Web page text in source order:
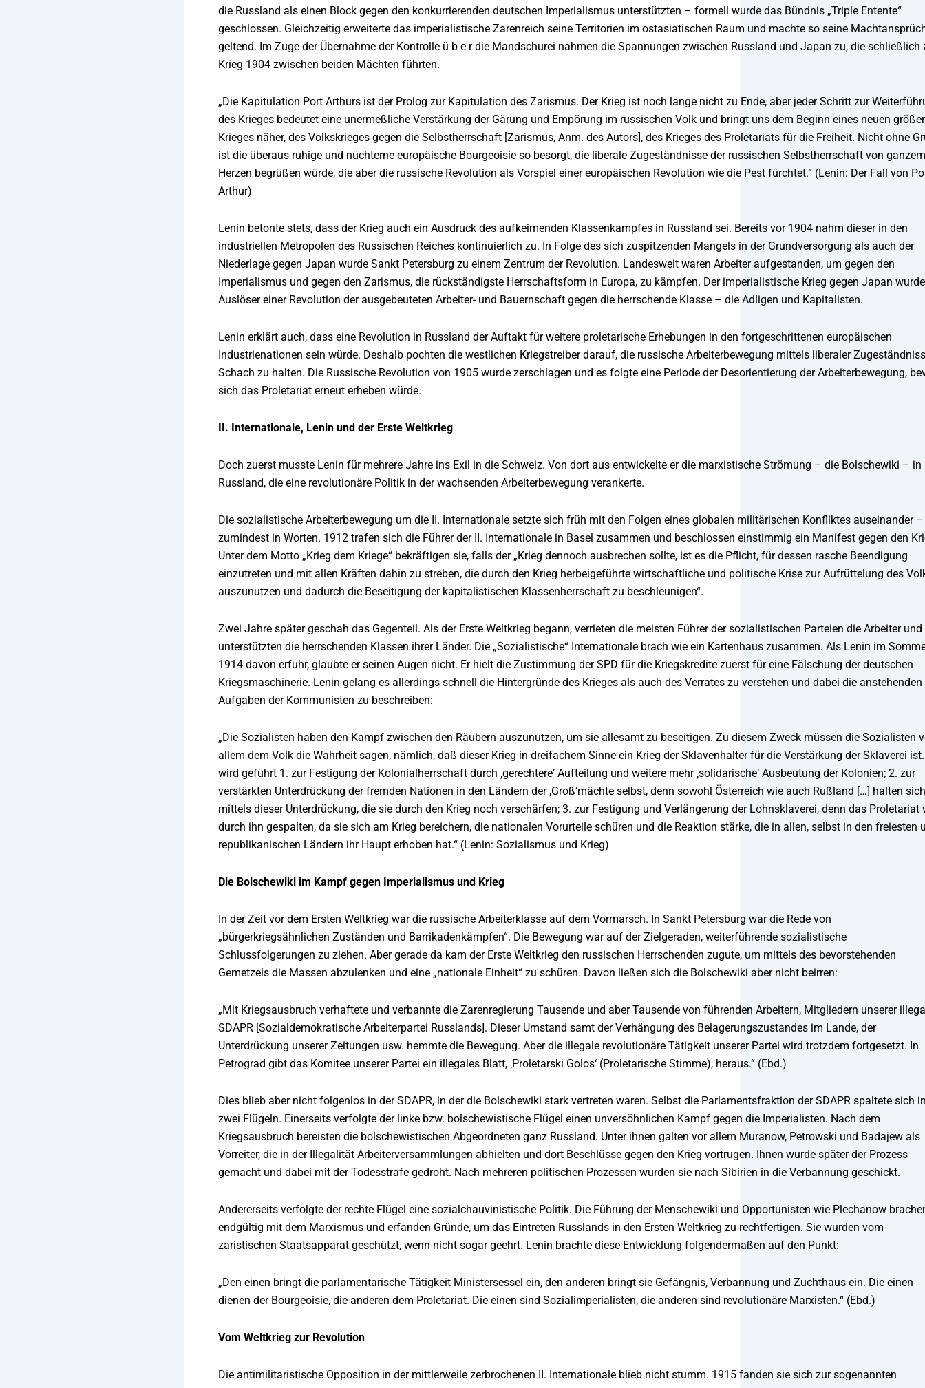
die Russland als einen Block gegen den konkurrierenden deutschen Imperialismus unterstützten – formell wurde das Bündnis „Triple Entente“
geschlossen. Gleichzeitig erweiterte das imperialistische Zarenreich seine Territorien im ostasiatischen Raum und machte so seine
geltend. Im Zuge der Übernahme der Kontrolle ü b e r die Mandschurei nahmen die Spannungen zwischen Russland und Japan zu, die schließlich
Krieg 1904 zwischen beiden Mächten führten.
„Die Kapitulation Port Arthurs ist der Prolog zur Kapitulation des Zarismus. Der Krieg ist noch lange nicht zu Ende, aber jeder Schritt zur
des Krieges bedeutet eine unermeßliche Verstärkung der Gärung und Empörung im russischen Volk und bringt uns dem Beginn eines neuen
Krieges näher, des Volkskrieges gegen die Selbstherrschaft [Zarismus, Anm. des Autors], des Krieges des Proletariats für die Freiheit. Nicht ohne
ist die überaus ruhige und nüchterne europäische Bourgeoisie so besorgt, die liberale Zugeständnisse der russischen Selbstherrschaft von ganzem
Herzen begrüßen würde, die aber die russische Revolution als Vorspiel einer europäischen Revolution wie die Pest fürchtet.“ (Lenin: Der Fall von
Arthur)
Lenin betonte stets, dass der Krieg auch ein Ausdruck des aufkeimenden Klassenkampfes in Russland sei. Bereits vor 1904 nahm dieser in den
industriellen Metropolen des Russischen Reiches kontinuierlich zu. In Folge des sich zuspitzenden Mangels in der Grundversorgung als auch der
Niederlage gegen Japan wurde Sankt Petersburg zu einem Zentrum der Revolution. Landesweit waren Arbeiter aufgestanden, um gegen den
Imperialismus und gegen den Zarismus, die rückständigste Herrschaftsform in Europa, zu kämpfen. Der imperialistische Krieg gegen Japan wurde
Auslöser einer Revolution der ausgebeuteten Arbeiter- und Bauernschaft gegen die herrschende Klasse – die Adligen und Kapitalisten.
Lenin erklärt auch, dass eine Revolution in Russland der Auftakt für weitere proletarische Erhebungen in den fortgeschrittenen europäischen
Industrienationen sein würde. Deshalb pochten die westlichen Kriegstreiber darauf, die russische Arbeiterbewegung mittels liberaler
Schach zu halten. Die Russische Revolution von 1905 wurde zerschlagen und es folgte eine Periode der Desorientierung der Arbeiterbewegung,
sich das Proletariat erneut erheben würde.
II. Internationale, Lenin und der Erste Weltkrieg
Doch zuerst musste Lenin für mehrere Jahre ins Exil in die Schweiz. Von dort aus entwickelte er die marxistische Strömung – die Bolschewiki – in
Russland, die eine revolutionäre Politik in der wachsenden Arbeiterbewegung verankerte.
Die sozialistische Arbeiterbewegung um die II. Internationale setzte sich früh mit den Folgen eines globalen militärischen Konfliktes auseinander –
zumindest in Worten. 1912 trafen sich die Führer der II. Internationale in Basel zusammen und beschlossen einstimmig ein Manifest gegen den
Unter dem Motto „Krieg dem Kriege“ bekräftigen sie, falls der „Krieg dennoch ausbrechen sollte, ist es die Pflicht, für dessen rasche Beendigung
einzutreten und mit allen Kräften dahin zu streben, die durch den Krieg herbeigeführte wirtschaftliche und politische Krise zur Aufrüttelung des
auszunutzen und dadurch die Beseitigung der kapitalistischen Klassenherrschaft zu beschleunigen“.
Zwei Jahre später geschah das Gegenteil. Als der Erste Weltkrieg begann, verrieten die meisten Führer der sozialistischen Parteien die Arbeiter und
unterstützten die herrschenden Klassen ihrer Länder. Die „Sozialistische“ Internationale brach wie ein Kartenhaus zusammen. Als Lenin im
1914 davon erfuhr, glaubte er seinen Augen nicht. Er hielt die Zustimmung der SPD für die Kriegskredite zuerst für eine Fälschung der deutschen
Kriegsmaschinerie. Lenin gelang es allerdings schnell die Hintergründe des Krieges als auch des Verrates zu verstehen und dabei die anstehenden
Aufgaben der Kommunisten zu beschreiben:
„Die Sozialisten haben den Kampf zwischen den Räubern auszunutzen, um sie allesamt zu beseitigen. Zu diesem Zweck müssen die Sozialisten
allem dem Volk die Wahrheit sagen, nämlich, daß dieser Krieg in dreifachem Sinne ein Krieg der Sklavenhalter für die Verstärkung der Sklaverei
wird geführt 1. zur Festigung der Kolonialherrschaft durch ‚gerechtere‘ Aufteilung und weitere mehr ‚solidarische‘ Ausbeutung der Kolonien; 2. zur
verstärkten Unterdrückung der fremden Nationen in den Ländern der ,Groß‘mächte selbst, denn sowohl Österreich wie auch Rußland […] halten
mittels dieser Unterdrückung, die sie durch den Krieg noch verschärfen; 3. zur Festigung und Verlängerung der Lohnsklaverei, denn das Proletariat
durch ihn gespalten, da sie sich am Krieg bereichern, die nationalen Vorurteile schüren und die Reaktion stärke, die in allen, selbst in den freiesten
republikanischen Ländern ihr Haupt erhoben hat.“ (Lenin: Sozialismus und Krieg)
Die Bolschewiki im Kampf gegen Imperialismus und Krieg
In der Zeit vor dem Ersten Weltkrieg war die russische Arbeiterklasse auf dem Vormarsch. In Sankt Petersburg war die Rede von
„bürgerkriegsähnlichen Zuständen und Barrikadenkämpfen“. Die Bewegung war auf der Zielgeraden, weiterführende sozialistische
Schlussfolgerungen zu ziehen. Aber gerade da kam der Erste Weltkrieg den russischen Herrschenden zugute, um mittels des bevorstehenden
Gemetzels die Massen abzulenken und eine „nationale Einheit“ zu schüren. Davon ließen sich die Bolschewiki aber nicht beirren:
„Mit Kriegsausbruch verhaftete und verbannte die Zarenregierung Tausende und aber Tausende von führenden Arbeitern, Mitgliedern unserer
SDAPR [Sozialdemokratische Arbeiterpartei Russlands]. Dieser Umstand samt der Verhängung des Belagerungszustandes im Lande, der
Unterdrückung unserer Zeitungen usw. hemmte die Bewegung. Aber die illegale revolutionäre Tätigkeit unserer Partei wird trotzdem fortgesetzt. In
Petrograd gibt das Komitee unserer Partei ein illegales Blatt, ‚Proletarski Golos‘ (Proletarische Stimme), heraus.“ (Ebd.)
Dies blieb aber nicht folgenlos in der SDAPR, in der die Bolschewiki stark vertreten waren. Selbst die Parlamentsfraktion der SDAPR spaltete sich
zwei Flügeln. Einerseits verfolgte der linke bzw. bolschewistische Flügel einen unversöhnlichen Kampf gegen die Imperialisten. Nach dem
Kriegsausbruch bereisten die bolschewistischen Abgeordneten ganz Russland. Unter ihnen galten vor allem Muranow, Petrowski und Badajew als
Vorreiter, die in der Illegalität Arbeiterversammlungen abhielten und dort Beschlüsse gegen den Krieg vortrugen. Ihnen wurde später der Prozess
gemacht und dabei mit der Todesstrafe gedroht. Nach mehreren politischen Prozessen wurden sie nach Sibirien in die Verbannung geschickt.
Andererseits verfolgte der rechte Flügel eine sozialchauvinistische Politik. Die Führung der Menschewiki und Opportunisten wie Plechanow
endgültig mit dem Marxismus und erfanden Gründe, um das Eintreten Russlands in den Ersten Weltkrieg zu rechtfertigen. Sie wurden vom
zaristischen Staatsapparat geschützt, wenn nicht sogar geehrt. Lenin brachte diese Entwicklung folgendermaßen auf den Punkt:
„Den einen bringt die parlamentarische Tätigkeit Ministersessel ein, den anderen bringt sie Gefängnis, Verbannung und Zuchthaus ein. Die einen
dienen der Bourgeoisie, die anderen dem Proletariat. Die einen sind Sozialimperialisten, die anderen sind revolutionäre Marxisten.“ (Ebd.)
Vom Weltkrieg zur Revolution
Die antimilitaristische Opposition in der mittlerweile zerbrochenen II. Internationale blieb nicht stumm. 1915 fanden sie sich zur sogenannten